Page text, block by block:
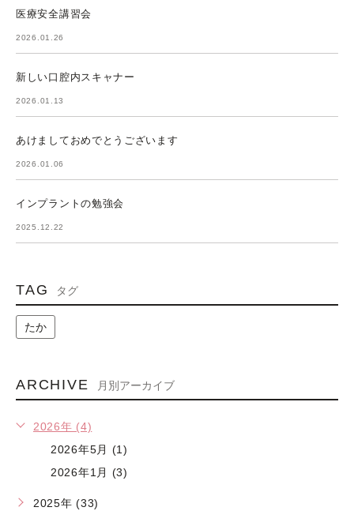
医療安全講習会
2026.01.26
新しい口腔内スキャナー
2026.01.13
あけましておめでとうございます
2026.01.06
インプラントの勉強会
2025.12.22
TAG タグ
たか
ARCHIVE 月別アーカイブ
2026年 (4)
2026年5月 (1)
2026年1月 (3)
2025年 (33)